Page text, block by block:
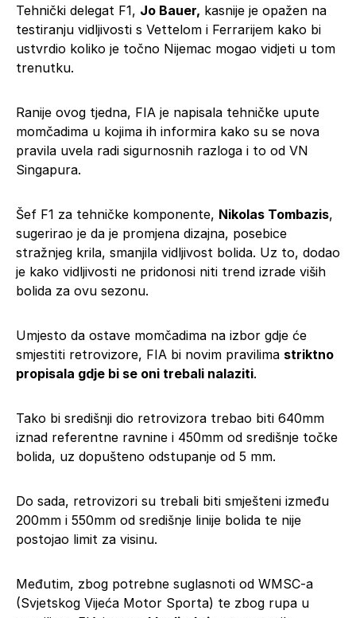
Tehnički delegat F1, Jo Bauer, kasnije je opažen na
testiranju vidljivosti s Vettelom i Ferrarijem kako bi
ustvrdio koliko je točno Nijemac mogao vidjeti u tom
trenutku.
Ranije ovog tjedna, FIA je napisala tehničke upute
momčadima u kojima ih informira kako su se nova
pravila uvela radi sigurnosnih razloga i to od VN
Singapura.
Šef F1 za tehničke komponente, Nikolas Tombazis,
sugerirao je da je promjena dizajna, posebice
stražnjeg krila, smanjila vidljivost bolida. Uz to, dodao
je kako vidljivosti ne pridonosi niti trend izrade viših
bolida za ovu sezonu.
Umjesto da ostave momčadima na izbor gdje će
smjestiti retrovizore, FIA bi novim pravilima striktno
propisala gdje bi se oni trebali nalaziti.
Tako bi središnji dio retrovizora trebao biti 640mm
iznad referentne ravnine i 450mm od središnje točke
bolida, uz dopušteno odstupanje od 5 mm.
Do sada, retrovizori su trebali biti smješteni između
200mm i 550mm od središnje linije bolida te nije
postojao limit za visinu.
Međutim, zbog potrebne suglasnoti od WMSC-a
(Svjetskog Vijeća Motor Sporta) te zbog rupa u